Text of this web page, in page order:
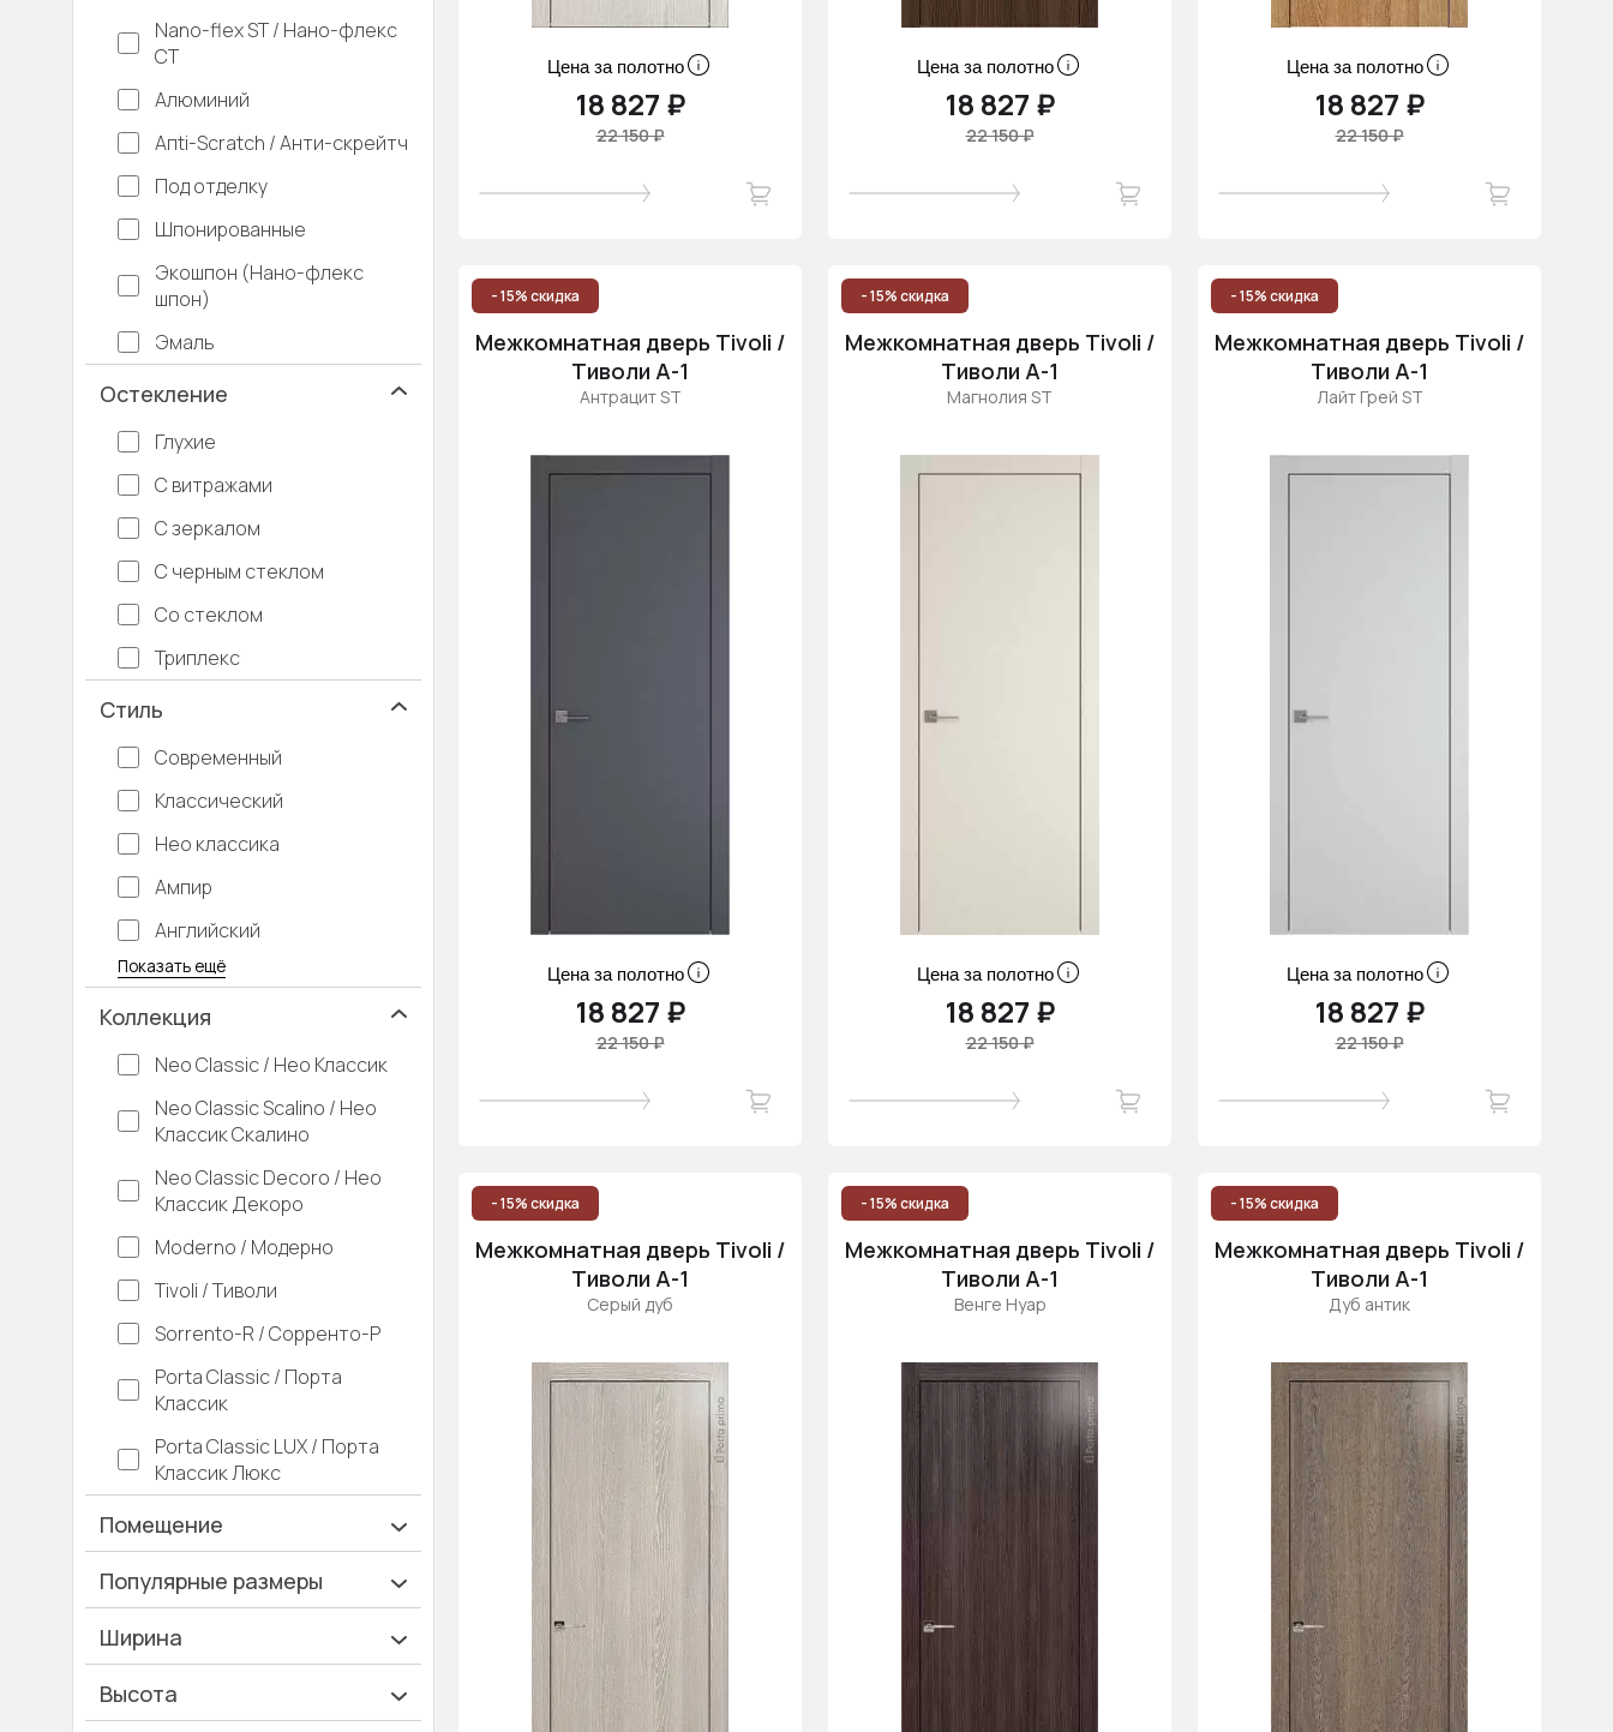
Nano-flex ST / Нано-флекс
СТ
Алюминий
Апti-Sсrаtсh / Анти-скрейтч
Под отделку
Шпонированные
Экошпон (Нано-флекс
шпон)
Эмаль
Остекление
Глухие
С витражами
С зеркалом
С черным стеклом
Со стеклом
Триплекс
Стиль
Современный
Классический
Нео классика
Ампир
Английский
Багетные
Барокко
Кантри
Крашенные
Лофт
Модерн
Под старину
Прованс
Скандинавский
Современная классика
Хай-тек
Показать ещё
Коллекция
Neo Classic / Нео Классик
Neo Classic Scalino / Нео
Классик Скалино
Neo Classic Decoro / Нео
Классик Декоро
Moderno / Модерно
Tivoli / Тиволи
Sorrento-R / Сорренто-Р
Porta Classic / Порта
Классик
Porta Classic LUX / Порта
Классик Люкс
Помещение
Ванная и туалет
Гардеробная
Гостинная
Дача
Популярные размеры
600х2000
700х2000
900х2000
Ширина
Ширина 40 см
Высота
Цена за полотно
18 827 ₽
22 150 ₽
Цена за полотно
18 827 ₽
22 150 ₽
Цена за полотно
18 827 ₽
22 150 ₽
- 15% скидка
Межкомнатная дверь Tivoli /
Тиволи А-1
Антрацит ST
Цена за полотно
18 827 ₽
22 150 ₽
- 15% скидка
Межкомнатная дверь Tivoli /
Тиволи А-1
Магнолия ST
Цена за полотно
18 827 ₽
22 150 ₽
- 15% скидка
Межкомнатная дверь Tivoli /
Тиволи А-1
Лайт Грей ST
Цена за полотно
18 827 ₽
22 150 ₽
- 15% скидка
Межкомнатная дверь Tivoli /
Тиволи А-1
Серый дуб
- 15% скидка
Межкомнатная дверь Tivoli /
Тиволи А-1
Венге Нуар
- 15% скидка
Межкомнатная дверь Tivoli /
Тиволи А-1
Дуб антик